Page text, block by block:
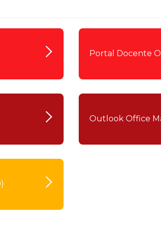
acadêmico
Portal Docente
Outlook Office